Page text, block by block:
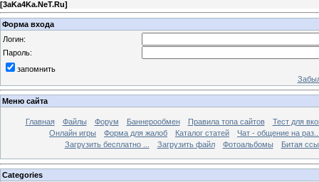
[3aKa4Ka.NeT.Ru]
Форма входа
Логин:
Пароль:
запомнить
Меню сайта
Главная Файлы Форум Баннерообмен Правила топа сайтов
Тест для
Онлайн игры
Форма для жалоб Каталог статей
Чат - общение на
Загрузить бесплатно ...
Загрузить файл Фотоальбомы Битая
Categories